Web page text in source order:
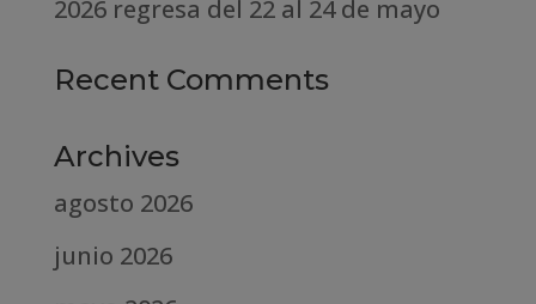
2026 regresa del 22 al 24 de mayo
Recent Comments
Archives
agosto 2026
junio 2026